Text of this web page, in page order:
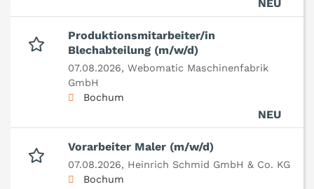
NEU
Produktionsmitarbeiter/in
Blechabteilung (m/w/d)
07.08.2026, Webomatic Maschinenfabrik
GmbH
Bochum
NEU
Vorarbeiter Maler (m/w/d)
07.08.2026, Heinrich Schmid GmbH & Co. KG
Bochum